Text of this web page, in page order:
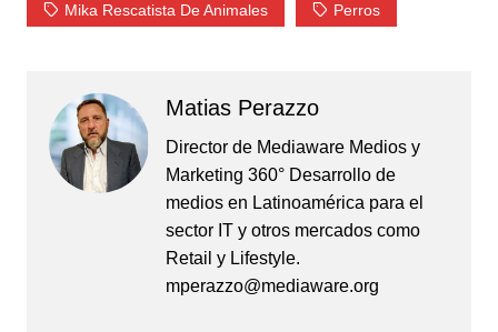
Mika Rescatista De Animales Perros
Matias Perazzo
Director de Mediaware Medios y
Marketing 360° Desarrollo de
medios en Latinoamérica para el
sector IT y otros mercados como
Retail y Lifestyle.
mperazzo@mediaware.org